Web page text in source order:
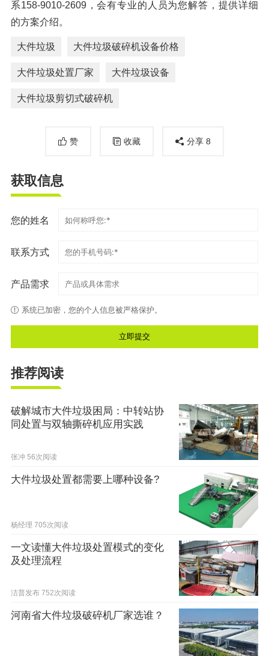
系158-9010-2609，会有专业的人员为您解答，提供详细
的方案介绍。
大件垃圾 大件垃圾破碎机设备价格
大件垃圾处置厂家 大件垃圾设备
大件垃圾剪切式破碎机
赞 收藏 分享 8
获取信息
您的姓名
联系方式
产品需求
系统已加密，您的个人信息被严格保护。
推荐阅读
破解城市大件垃圾困局：中转站协
同处置与双轴撕碎机应用实践
张冲 56次阅读
大件垃圾处置都需要上哪种设备?
杨经理 705次阅读
一文读懂大件垃圾处置模式的变化
及处理流程
洁普发布 752次阅读
河南省大件垃圾破碎机厂家选谁？